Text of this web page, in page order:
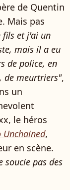
de Quentin
Mais pas
fils et j'ai un
mais il a eu
de police, en
de meurtriers",
un
le héros
Unchained,
en scène.
soucie pas des